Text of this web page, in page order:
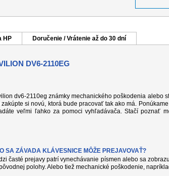
HP Doručenie / Vrátenie až do 30 dní
DV6-2110EG
dv6-2110eg známky mechanického poškodenia alebo
si novú, ktorá bude pracovať tak ako má.
veľmi ľahko za pomoci vyhľadávača. Stačí poznať
SA ZÁVADA KLÁVESNICE MÔŽE PREJAVOVAŤ?
časté prejavy patrí vynechávanie písmen alebo sa
polohy. Alebo tiež mechanické poškodenie,